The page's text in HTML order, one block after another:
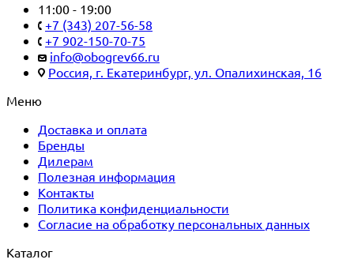
11:00 - 19:00
+7 (343) 207-56-58
+7 902-150-70-75
info@obogrev66.ru
Россия, г. Екатеринбург, ул. Опалихинская, 16
Меню
Доставка и оплата
Бренды
Дилерам
Полезная информация
Контакты
Политика конфиденциальности
Согласие на обработку персональных данных
Каталог